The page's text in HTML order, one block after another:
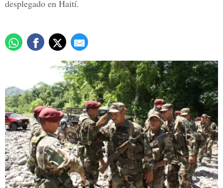
desplegado en Haití.